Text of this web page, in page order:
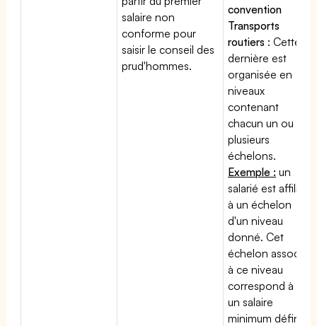
salaire non
conforme pour
saisir le conseil des
prud'hommes.
convention
Transports
routiers : Cette
dernière est
organisée en
niveaux
contenant
chacun un ou
plusieurs
échelons.
Exemple : un
salarié est affilié
à un échelon
d'un niveau
donné. Cet
échelon associé
à ce niveau
correspond à
un salaire
minimum défini